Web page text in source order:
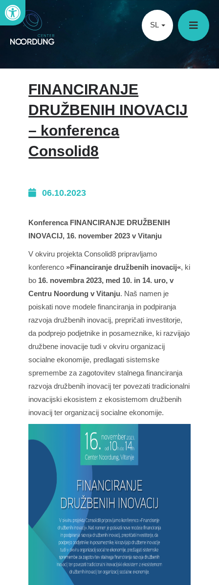
Open toolbar
SL
FINANCIRANJE
DRUŽBENIH INOVACIJ
– konferenca
Consolid8
06.10.2023
Konferenca FINANCIRANJE DRUŽBENIH
INOVACIJ, 16. november 2023 v Vitanju
V okviru projektaConsolid8 pripravljamo
konferenco »Financiranje družbenih inovacij«, ki
bo 16. novembra 2023, med 10. in 14. uro, v
Centru Noordung v Vitanju. Naš namen je
poiskati nove modele financiranja in podpiranja
razvoja družbenih inovacij, prepričati investitorje,
da podprejo podjetnike in posameznike, ki razvijajo
družbene inovacije tudi v okviru organizacij
socialne ekonomije, predlagati sistemske
spremembe za zagotovitev stalnega financiranja
razvoja družbenih inovacij ter povezati tradicionalni
inovacijski ekosistem z ekosistemom družbenih
inovacij ter organizacij socialne ekonomije.